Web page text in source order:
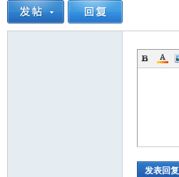
发表回复